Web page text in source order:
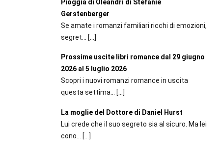
Pioggia di Oleandri di Stefanie
Gerstenberger
Se amate i romanzi familiari ricchi di emozioni,
segret...
[…]
Prossime uscite libri romance dal 29 giugno
2026 al 5 luglio 2026
Scopri i nuovi romanzi romance in uscita
questa settima... […]
La moglie del Dottore di Daniel Hurst
Lui crede che il suo segreto sia al sicuro. Ma lei
cono...
[…]